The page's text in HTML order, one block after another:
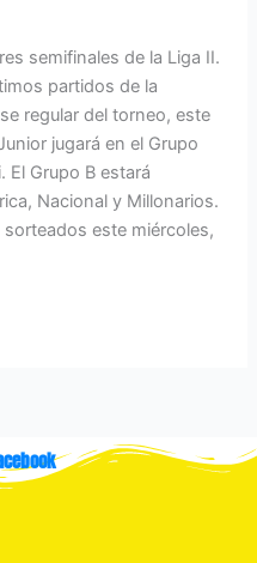
semifinales de la Liga II.
partidos de la
regular del torneo, este
jugará en el Grupo
El Grupo B estará
Nacional y Millonarios.
este miércoles,